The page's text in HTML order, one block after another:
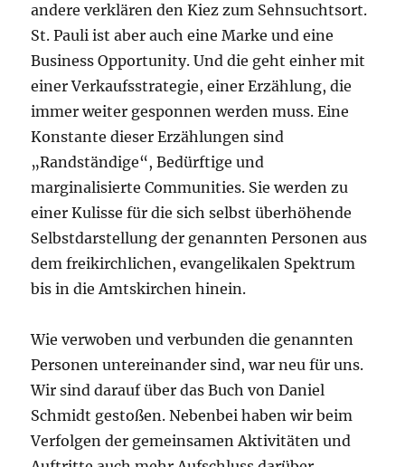
andere verklären den Kiez zum Sehnsuchtsort.
St. Pauli ist aber auch eine Marke und eine
Business Opportunity. Und die geht einher mit
einer Verkaufsstrategie, einer Erzählung, die
immer weiter gesponnen werden muss. Eine
Konstante dieser Erzählungen sind
„Randständige“, Bedürftige und
marginalisierte Communities. Sie werden zu
einer Kulisse für die sich selbst überhöhende
Selbstdarstellung der genannten Personen aus
dem freikirchlichen, evangelikalen Spektrum
bis in die Amtskirchen hinein.
Wie verwoben und verbunden die genannten
Personen untereinander sind, war neu für uns.
Wir sind darauf über das Buch von Daniel
Schmidt gestoßen. Nebenbei haben wir beim
Verfolgen der gemeinsamen Aktivitäten und